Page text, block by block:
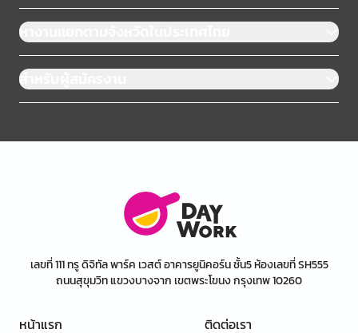
หางานแยกตามจังหวัดในประเทศไทย
สำหรับผู้สมัครงาน
เลขที่ 111 ทรู ดิจิทัล พาร์ค เวสต์ อาคารยูนิคอร์น ชั้น5 ห้องเลขที่ SH555
ถนนสุขุมวิท แขวงบางจาก เขตพระโขนง กรุงเทพ 10260
หน้าแรก
ติดต่อเรา